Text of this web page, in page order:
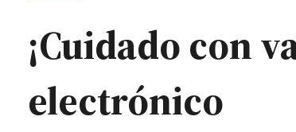
¡Cuidado con
electrónico